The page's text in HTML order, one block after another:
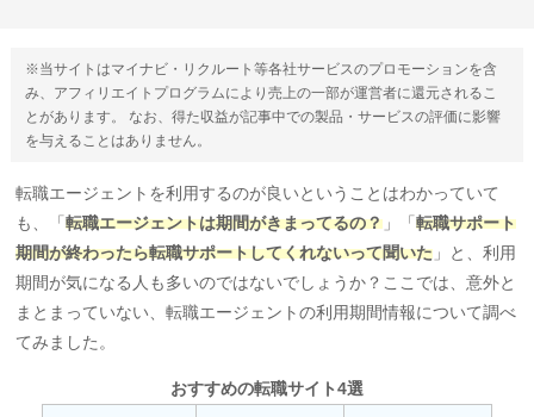
※当サイトはマイナビ・リクルート等各社サービスのプロモーションを含
み、アフィリエイトプログラムにより売上の一部が運営者に還元されるこ
とがあります。 なお、得た収益が記事中での製品・サービスの評価に影響
を与えることはありません。
転職エージェントを利用するのが良いということはわかっていて
も、「転職エージェントは期間がきまってるの？ 」「転職サポート
期間が終わったら転職サポートしてくれないって聞いた 」と、利用
期間が気になる人も多いのではないでしょうか？ここでは、意外と
まとまっていない、転職エージェントの利用期間情報について調べ
てみました。
おすすめの転職サイト4選